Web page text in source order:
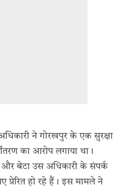
ने गोरखपुर के एक सुरक्षा
का आरोप लगाया था।
और बेटा उस अधिकारी के संपर्क
प्रेरित हो रहे हैं। इस मामले ने